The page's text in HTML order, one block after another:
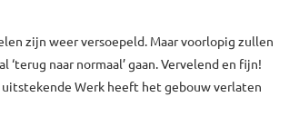
zijn weer versoepeld. Maar voorlopig zullen
‘terug naar normaal’ gaan. Vervelend en fijn!
uitstekende Werk heeft het gebouw verlaten